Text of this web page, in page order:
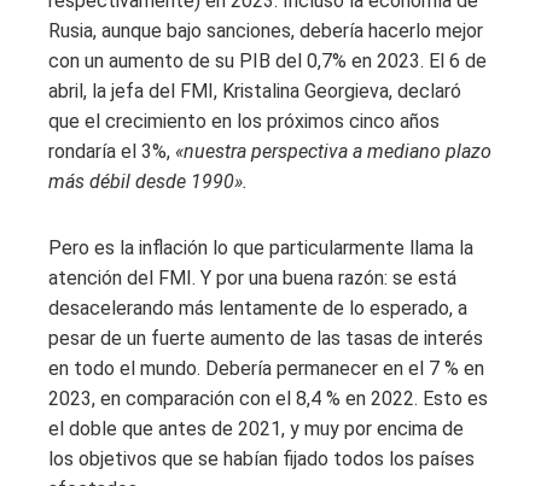
Rusia, aunque bajo sanciones, debería hacerlo mejor
con un aumento de su PIB del 0,7% en 2023. El 6 de
abril, la jefa del FMI, Kristalina Georgieva, declaró
que el crecimiento en los próximos cinco años
rondaría el 3%, «nuestra perspectiva a mediano plazo
más débil desde 1990».
Pero es la inflación lo que particularmente llama la
atención del FMI. Y por una buena razón: se está
desacelerando más lentamente de lo esperado, a
pesar de un fuerte aumento de las tasas de interés
en todo el mundo. Debería permanecer en el 7 % en
2023, en comparación con el 8,4 % en 2022. Esto es
el doble que antes de 2021, y muy por encima de
los objetivos que se habían fijado todos los países